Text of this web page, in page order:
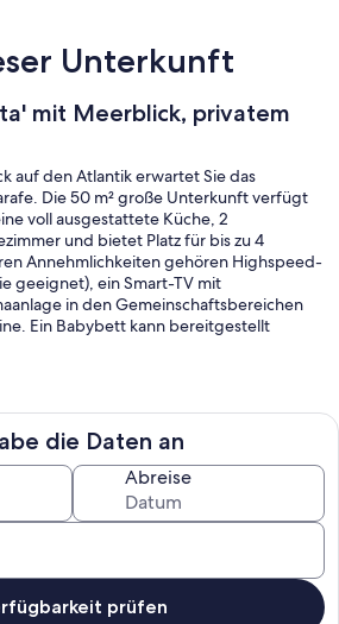
Unterkunft
mit Meerblick, privatem
auf den Atlantik erwartet Sie das
Die 50 m² große Unterkunft verfügt
voll ausgestattete Küche, 2
und bietet Platz für bis zu 4
Annehmlichkeiten gehören Highspeed-
geeignet), ein Smart-TV mit
in den Gemeinschaftsbereichen
Ein Babybett kann bereitgestellt
mit Pool, Garten, Terrasse,
Verfügung. Entspannen Sie am Pool und
Meerblick. Bitte beachten Sie, dass
ist und sich am besten in den wärmeren
nutzen lässt. Ein Parkplatz ist auf
die Daten an
Abreise
prüfen